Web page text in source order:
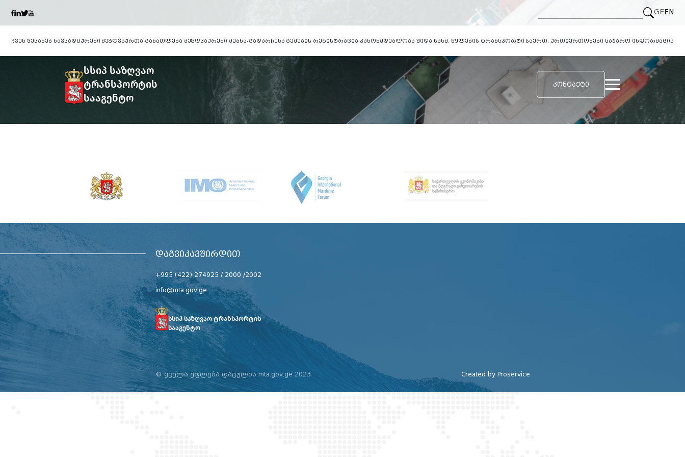
GEEN
ჩვენ შესახებ ნავსადგურები მეზღვაურთა განათლება მეზღვაურები ძებნა-გადარჩენა გემების რეგისტრაცია კანონმდებლობა შიდა სახმ. წყლების ტრანსპორტი საერთ. ურთიერთობები საჯარო ინფორმაცია
სსიპ საზღვაო
ტრანსპორტის
სააგენტო
ᲙᲝᲜᲢᲐᲥᲢᲘ
ᲓᲐᲒᲕᲘᲙᲐᲕᲨᲘᲠᲓᲘᲗ
+995 (422) 274925 / 2000 /2002
info@mta.gov.ge
სსიპ საზღვაო ტრანსპორტის
სააგენტო
© ყველა უფლება დაცულია mta.gov.ge 2023 Created by Proservice